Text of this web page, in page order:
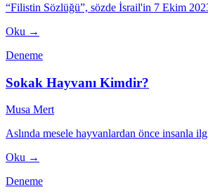
“Filistin Sözlüğü”, sözde İsrail'in 7 Ekim
Oku →
Deneme
Sokak Hayvanı Kimdir?
Musa Mert
Aslında mesele hayvanlardan önce insanla
Oku →
Deneme